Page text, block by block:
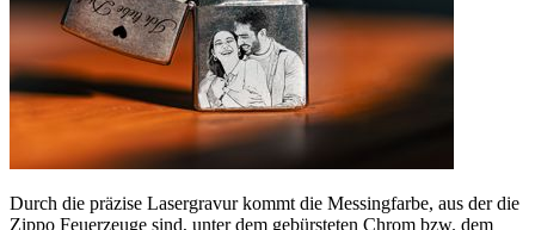
Durch die präzise Lasergravur kommt die Messingfarbe, aus der die
Zippo Feuerzeuge sind, unter dem gebürsteten Chrom bzw. dem